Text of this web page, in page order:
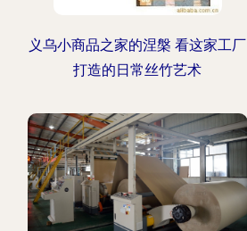
义乌小商品之家的涅槃 看这家工厂
打造的日常丝竹艺术